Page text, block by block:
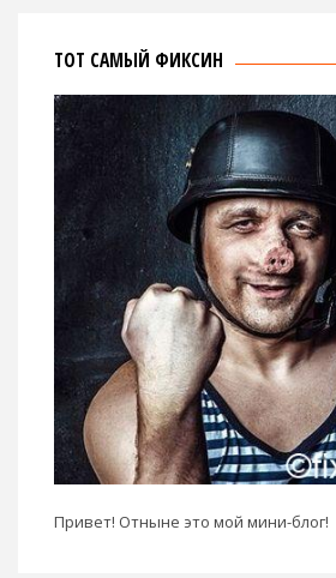
ТОТ САМЫЙ ФИКСИН
Привет! Отныне это мой мини-блог!